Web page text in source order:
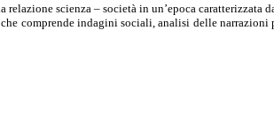
scienza – società in un’epoca caratterizzata
comprende indagini sociali, analisi delle